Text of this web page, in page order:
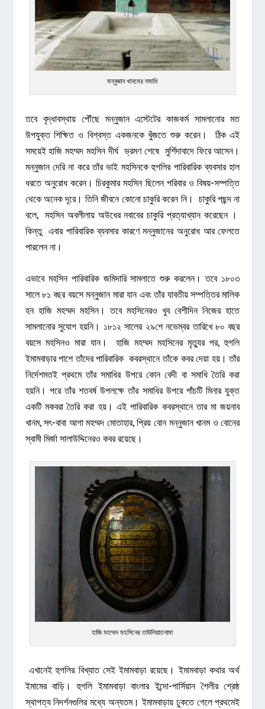
মন্নুজান খানমের সমাধি
তবে বৃদ্ধাবস্থায় পৌঁছে মন্নুজান এস্টেটের কাজকর্ম সামলানোর মত
উপযুক্ত শিক্ষিত ও বিশ্বস্ত একজনকে খুঁজতে শুরু করেন। ঠিক এই
সময়েই হাজি মহম্মদ মহসিন দীর্ঘ ভ্রমণ শেষে মুর্শিদাবাদে ফিরে আসেন।
মন্নুজান দেরি না করে তাঁর ভাই মহসিনকে হুগলির পারিবারিক ব্যবসার হাল
ধরতে অনুরোধ করেন। চিরকুমার মহসিন ছিলেন পরিবার ও বিষয়-সম্পত্তি
থেকে অনেক দূরে। তিনি জীবনে কোনো চাকুরি করেন নি। চাকুরি পছন্দ না
বলে, মহসিন অবলীলায় অউধের নবাবের চাকুরি প্রত্যাখ্যান করেছেন ।
কিন্তু এবার পারিবারিক ব্যবসার কারণে মন্নুজানের অনুরোধ আর ফেলতে
পারলেন না।
এভাবে মহসিন পারিবারিক জমিদারি সামলাতে শুরু করলেন। তবে ১৮০৩
সালে ৮১ বছর বয়সে মন্নুজান মারা যান এবং তাঁর যাবতীয় সম্পত্তির মালিক
হন হাজি মহম্মদ মহসিন। তবে মহসিনেরও খুব বেশীদিন নিজের হাতে
সামলানোর সুযোগ হয়নি। ১৮১২ সালের ২৯শে নভেম্বর তারিখে ৮০ বছর
বয়সে মহসিনও মারা যান। হাজি মহম্মদ মহসিনের মৃত্যুর পর, হুগলি
ইমামবাড়ার পাশে তাঁদের পারিবারিক কবরস্থানে তাঁকে কবর দেয়া হয়। তাঁর
নির্দেশমতই প্রথমে তাঁর সমাধির উপরে কোন বেদী বা সমাধি তৈরি করা
হয়নি। পরে তাঁর শতবর্ষ উপলক্ষে তাঁর সমাধির উপরে পাঁচটি মিনার যুক্ত
একটি মকবরা তৈরি করা হয়। এই পারিবারিক কবরস্থানে তার মা জয়নাব
খানম, সৎ-বাবা আগা মহম্মদ মোতাহার, প্রিয় বোন মন্নুজান খানম ও বোনের
স্বামী মির্জা সালাউদ্দিনেরও কবর রয়েছে।
হাজি মহম্মদ মহসিনের তাউলিয়াতনামা
এখানেই হুগলির বিখ্যাত সেই ইমামবাড়া রয়েছে। ইমামবাড়া কথার অর্থ
ইমামের বাড়ি। হুগলি ইমামবাড়া বাংলার ইন্দো-পার্সিয়ান শৈলীর শ্রেষ্ঠ
স্থাপত্য নিদর্শনগুলির মধ্যে অন্যতম। ইমামবাড়ায় ঢুকতে গেলে প্রথমেই